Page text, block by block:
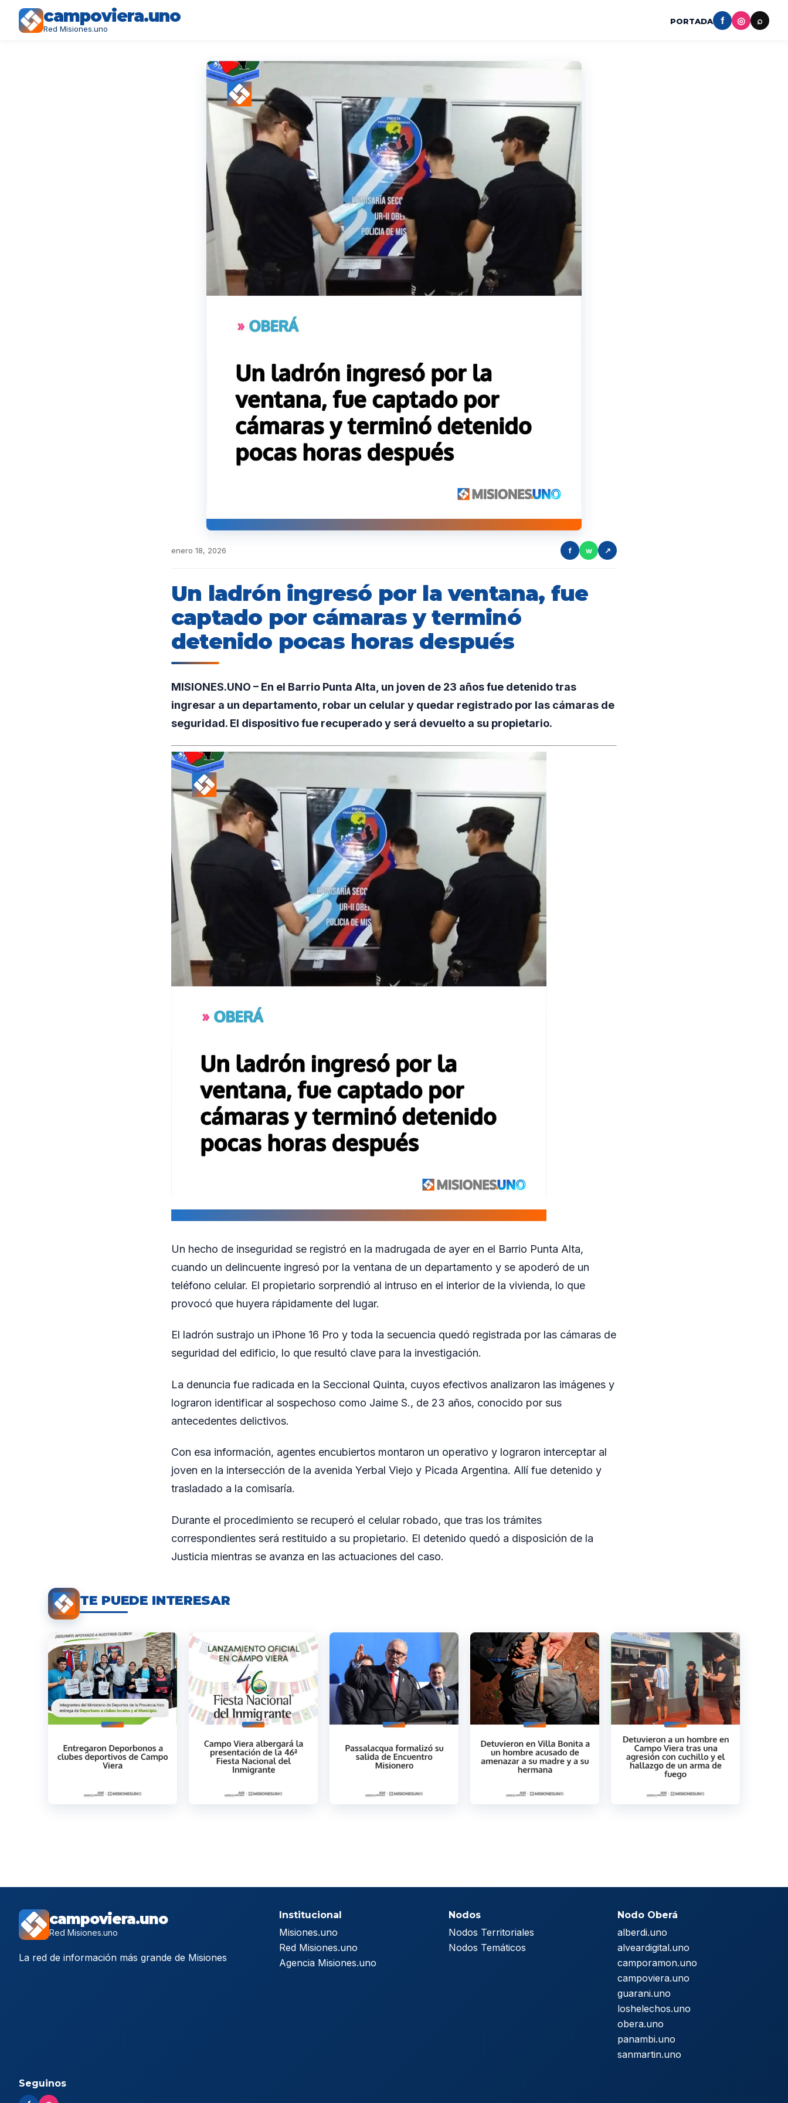
campoviera.uno
Red Misiones.uno
PORTADA f ◎ ⌕
enero 18, 2026 f w ↗
Un ladrón ingresó por la ventana, fue
captado por cámaras y terminó
detenido pocas horas después
MISIONES.UNO – En el Barrio Punta Alta, un joven de 23 años fue detenido tras
ingresar a un departamento, robar un celular y quedar registrado por las cámaras de
seguridad. El dispositivo fue recuperado y será devuelto a su propietario.
Un hecho de inseguridad se registró en la madrugada de ayer en el Barrio Punta Alta,
cuando un delincuente ingresó por la ventana de un departamento y se apoderó de un
teléfono celular. El propietario sorprendió al intruso en el interior de la vivienda, lo que
provocó que huyera rápidamente del lugar.
El ladrón sustrajo un iPhone 16 Pro y toda la secuencia quedó registrada por las cámaras de
seguridad del edificio, lo que resultó clave para la investigación.
La denuncia fue radicada en la Seccional Quinta, cuyos efectivos analizaron las imágenes y
lograron identificar al sospechoso como Jaime S., de 23 años, conocido por sus
antecedentes delictivos.
Con esa información, agentes encubiertos montaron un operativo y lograron interceptar al
joven en la intersección de la avenida Yerbal Viejo y Picada Argentina. Allí fue detenido y
trasladado a la comisaría.
Durante el procedimiento se recuperó el celular robado, que tras los trámites
correspondientes será restituido a su propietario. El detenido quedó a disposición de la
Justicia mientras se avanza en las actuaciones del caso.
TE PUEDE INTERESAR
campoviera.uno
Red Misiones.uno
La red de información más grande de Misiones
Institucional
Misiones.uno
Red Misiones.uno
Agencia Misiones.uno
Nodos
Nodos Territoriales
Nodos Temáticos
Nodo Oberá
alberdi.uno
alveardigital.uno
camporamon.uno
campoviera.uno
guarani.uno
loshelechos.uno
obera.uno
panambi.uno
sanmartin.uno
Seguinos